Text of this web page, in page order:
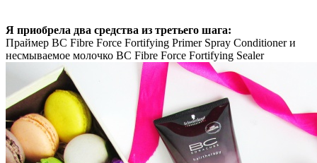
Я приобрела два средства из третьего шага:
Праймер BC Fibre Force Fortifying Primer Spray Conditioner и
несмываемое молочко BC Fibre Force Fortifying Sealer